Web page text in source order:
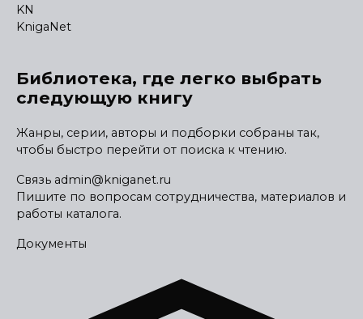
KN
KnigaNet
Библиотека, где легко выбрать
следующую книгу
Жанры, серии, авторы и подборки собраны так,
чтобы быстро перейти от поиска к чтению.
Связь admin@kniganet.ru
Пишите по вопросам сотрудничества, материалов и
работы каталога.
Документы